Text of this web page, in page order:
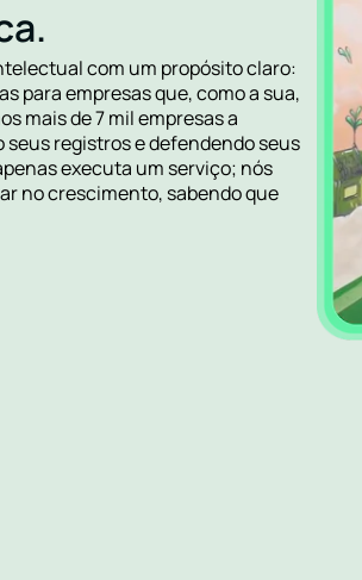
com um propósito claro:
para empresas que, como a sua,
mais de 7 mil empresas a
seus registros e defendendo seus
executa um serviço; nós
no crescimento, sabendo que